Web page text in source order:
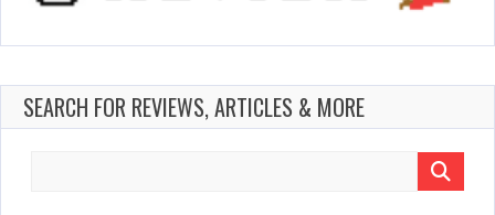
SEARCH FOR REVIEWS, ARTICLES & MORE